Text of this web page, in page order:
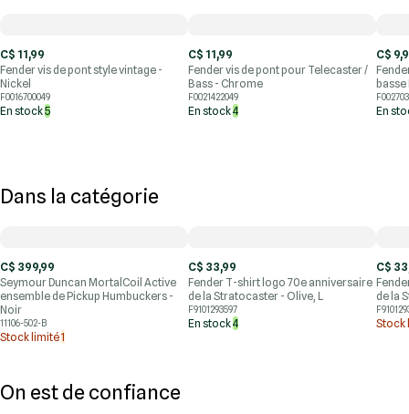
C$ 11,99
Fender vis de pont style vintage -
Nickel
F0016700049
En stock5
C$ 11,99
Fender vis de pont pour Telecaster /
Bass - Chrome
F0021422049
En stock4
C$
En
Dans la catégorie
C$ 399,99
Seymour Duncan MortalCoil Active
ensemble de Pickup Humbuckers -
Noir
11106-502-B
Stock limité1
C$ 33,99
Fender T-shirt logo 70e anniversaire
de la Stratocaster - Olive, L
F9101293597
En stock4
C$
de la
Stock
On est de confiance